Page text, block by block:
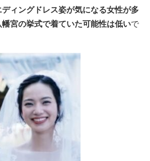
ィングドレス姿が気になる女性が多
宮の挙式で着ていた可能性は低いで